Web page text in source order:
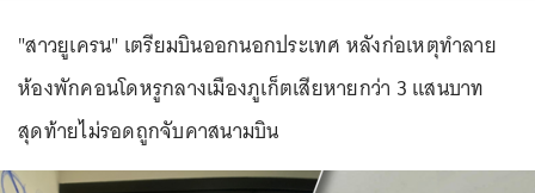
"สาวยูเครน" เตรียมบินออกนอกประเทศ หลังก่อเหตุทำลาย
ห้องพักคอนโดหรูกลางเมืองภูเก็ตเสียหายกว่า 3 แสนบาท
สุดท้ายไม่รอดถูกจับคาสนามบิน